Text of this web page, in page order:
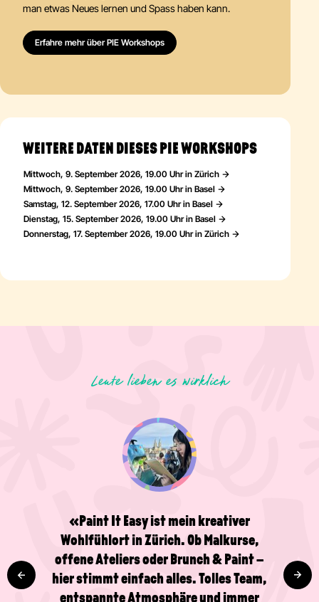
man etwas Neues lernen und Spass haben kann.
Erfahre mehr über PIE Workshops
WEITERE DATEN DIESES PIE WORKSHOPS
Mittwoch, 9. September 2026, 19.00 Uhr in Zürich
Mittwoch, 9. September 2026, 19.00 Uhr in Basel
Samstag, 12. September 2026, 17.00 Uhr in Basel
Dienstag, 15. September 2026, 19.00 Uhr in Basel
Donnerstag, 17. September 2026, 19.00 Uhr in Zürich
Leute lieben es wirklich
«Paint It Easy ist mein kreativer
Wohlfühlort in Zürich. Ob Malkurse,
offene Ateliers oder Brunch & Paint –
hier stimmt einfach alles. Tolles Team,
entspannte Atmosphäre und immer